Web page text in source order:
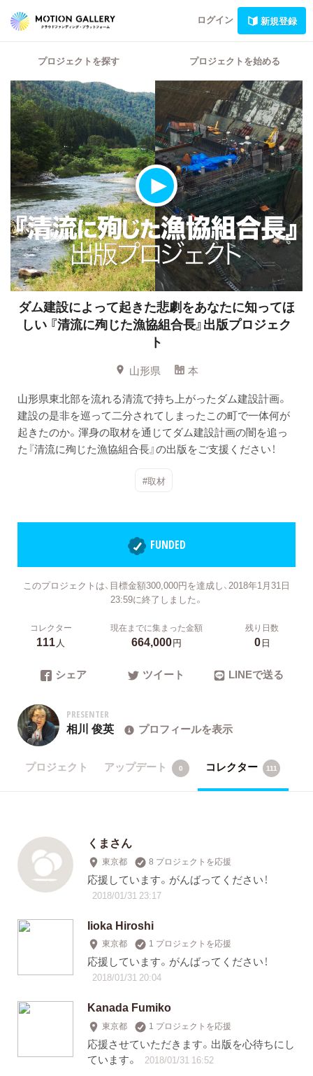
ログイン 新規登録
プロジェクトを探す プロジェクトを始める
ダム建設によって起きた悲劇をあなたに知ってほ
しい 『清流に殉じた漁協組合長』出版プロジェク
ト
山形県
本
山形県東北部を流れる清流で持ち上がったダム建設計画。
建設の是非を巡って二分されてしまったこの町で一体何が
起きたのか。渾身の取材を通じてダム建設計画の闇を追っ
た『清流に殉じた漁協組合長』の出版をご支援ください！
#取材
FUNDED
このプロジェクトは、目標金額300,000円を達成し、2018年1月31日
23:59に終了しました。
コレクター
111人
現在までに集まった金額
664,000円
残り日数
0日
シェア ツイート LINEで送る
PRESENTER
相川 俊英 プロフィールを表示
プロジェクト アップデート 0 コレクター 111
くまさん
東京都 8 プロジェクトを応援
応援しています。がんばってください！
2018/01/31 23:17
Iioka Hiroshi
東京都 1 プロジェクトを応援
応援しています。がんばってください！
2018/01/31 20:04
Kanada Fumiko
東京都 1 プロジェクトを応援
応援させていただきます。出版を心待ちにし
ています。
2018/01/31 16:52